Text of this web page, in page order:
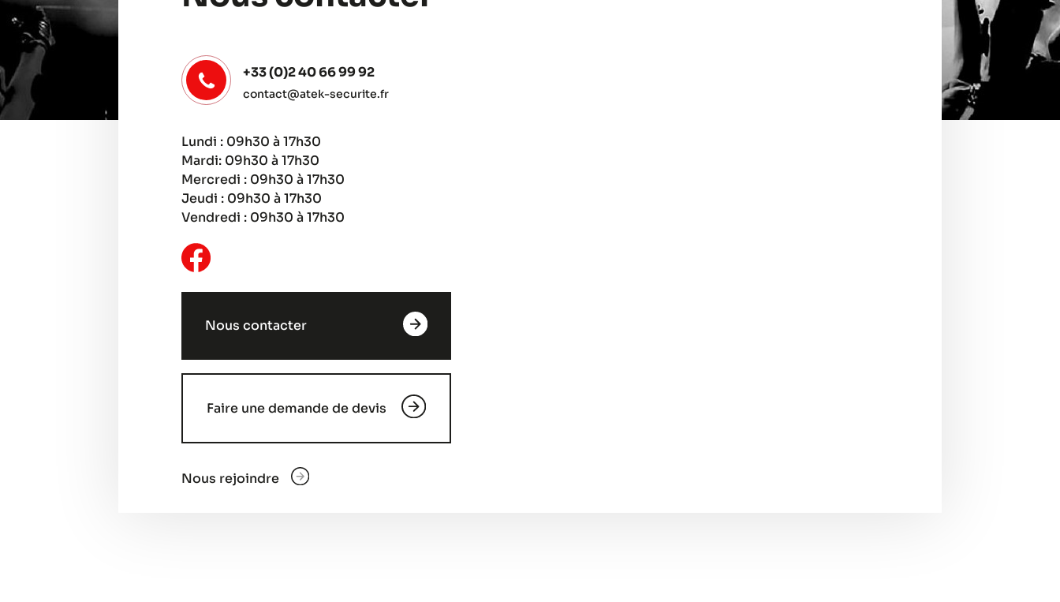
+33 (0)2 40 66 99 92
contact@atek-securite.fr
Lundi : 09h30 à 17h30
Mardi: 09h30 à 17h30
Mercredi : 09h30 à 17h30
Jeudi : 09h30 à 17h30
Vendredi : 09h30 à 17h30
Nous contacter
Faire une demande de devis
Nous rejoindre